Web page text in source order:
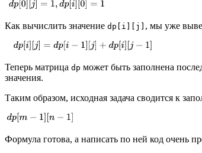
Как вычислить значение dp[i][j] , мы уже
Теперь матрица dp может быть заполнена
значения.
Таким образом, исходная задача сводится к
Формула готова, а написать по ней код очень